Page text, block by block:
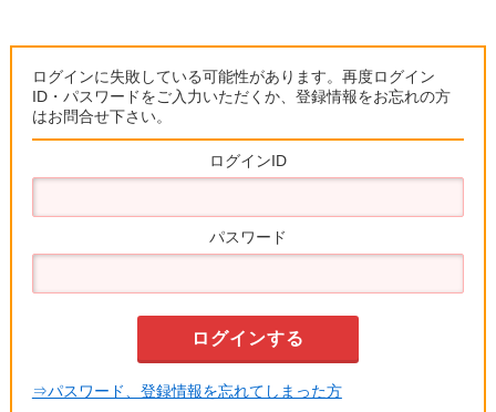
ログインに失敗している可能性があります。再度ログイン
ID・パスワードをご入力いただくか、登録情報をお忘れの方
はお問合せ下さい。
ログインID
パスワード
⇒パスワード、登録情報を忘れてしまった方